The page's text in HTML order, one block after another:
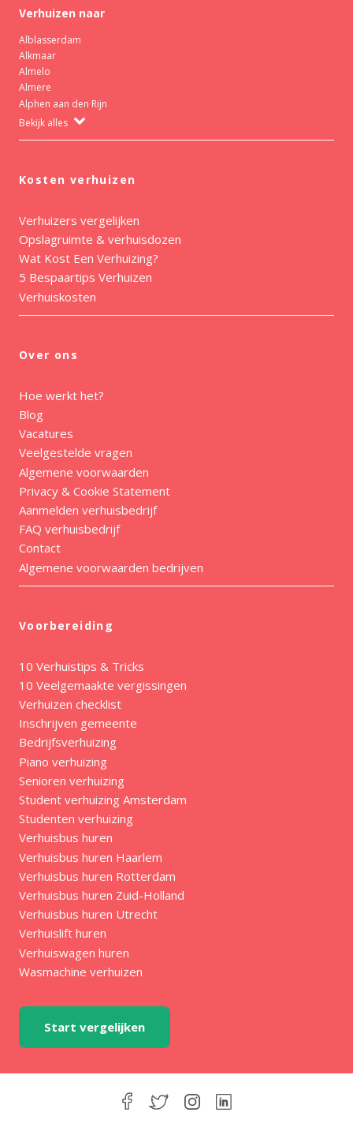
Verhuizen naar
Alblasserdam
Alkmaar
Almelo
Almere
Alphen aan den Rijn
Bekijk alles
Kosten verhuizen
Verhuizers vergelijken
Opslagruimte & verhuisdozen
Wat Kost Een Verhuizing?
5 Bespaartips Verhuizen
Verhuiskosten
Over ons
Hoe werkt het?
Blog
Vacatures
Veelgestelde vragen
Algemene voorwaarden
Privacy & Cookie Statement
Aanmelden verhuisbedrijf
FAQ verhuisbedrijf
Contact
Algemene voorwaarden bedrijven
Voorbereiding
10 Verhuistips & Tricks
10 Veelgemaakte vergissingen
Verhuizen checklist
Inschrijven gemeente
Bedrijfsverhuizing
Piano verhuizing
Senioren verhuizing
Student verhuizing Amsterdam
Studenten verhuizing
Verhuisbus huren
Verhuisbus huren Haarlem
Verhuisbus huren Rotterdam
Verhuisbus huren Zuid-Holland
Verhuisbus huren Utrecht
Verhuislift huren
Verhuiswagen huren
Wasmachine verhuizen
Start vergelijken